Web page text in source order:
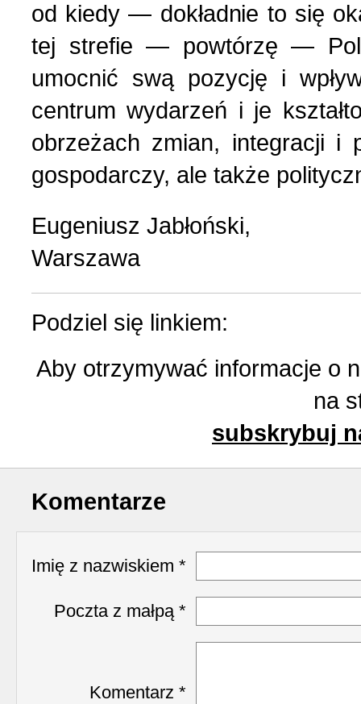
od kiedy — dokładnie to się
tej strefie — powtórzę —
umocnić swą pozycję i
centrum wydarzeń i je
obrzeżach zmian, integracji i
gospodarczy, ale także
Eugeniusz Jabłoński,
Warszawa
Podziel się linkiem:
Aby otrzymywać informacje o
na
subskrybuj
Komentarze
Imię z nazwiskiem *
Poczta z małpą *
Komentarz *